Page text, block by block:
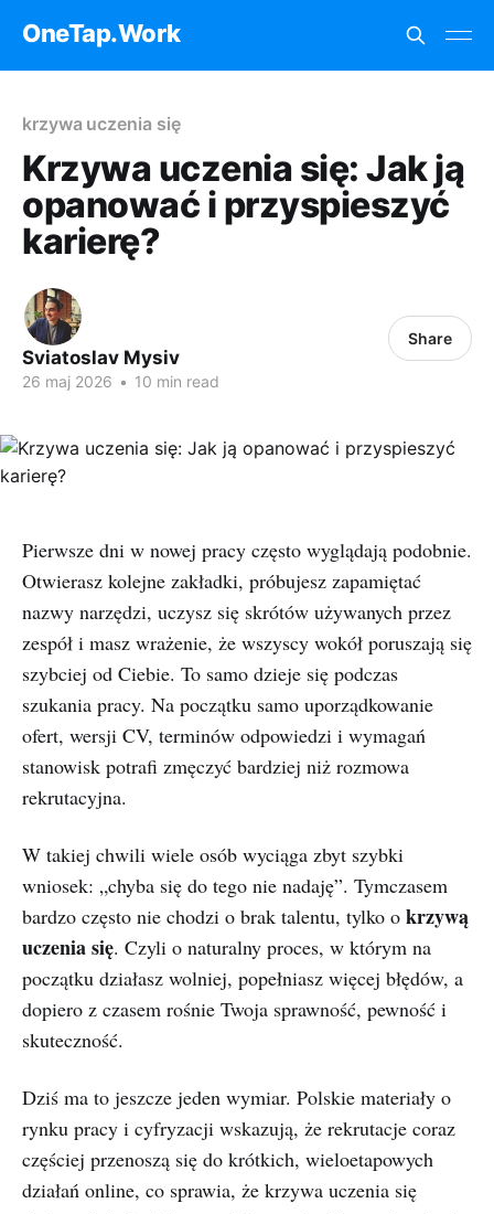
OneTap.Work
krzywa uczenia się
Krzywa uczenia się: Jak ją
opanować i przyspieszyć
karierę?
Sviatoslav Mysiv
26 maj 2026 • 10 min read
Share
Pierwsze dni w nowej pracy często wyglądają podobnie.
Otwierasz kolejne zakładki, próbujesz zapamiętać
nazwy narzędzi, uczysz się skrótów używanych przez
zespół i masz wrażenie, że wszyscy wokół poruszają się
szybciej od Ciebie. To samo dzieje się podczas
szukania pracy. Na początku samo uporządkowanie
ofert, wersji CV, terminów odpowiedzi i wymagań
stanowisk potrafi zmęczyć bardziej niż rozmowa
rekrutacyjna.
W takiej chwili wiele osób wyciąga zbyt szybki
wniosek: „chyba się do tego nie nadaję”. Tymczasem
bardzo często nie chodzi o brak talentu, tylko o krzywą
uczenia się. Czyli o naturalny proces, w którym na
początku działasz wolniej, popełniasz więcej błędów, a
dopiero z czasem rośnie Twoja sprawność, pewność i
skuteczność.
Dziś ma to jeszcze jeden wymiar. Polskie materiały o
rynku pracy i cyfryzacji wskazują, że rekrutacje coraz
częściej przenoszą się do krótkich, wieloetapowych
działań online, co sprawia, że krzywa uczenia się